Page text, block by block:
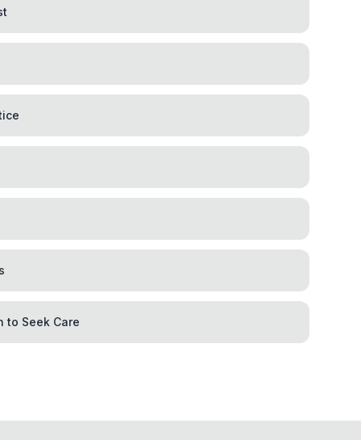
to Seek Care